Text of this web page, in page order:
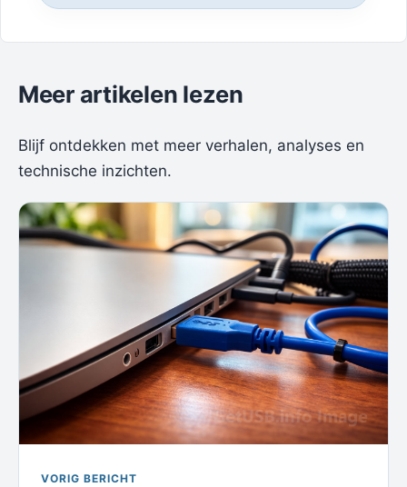
Meer artikelen lezen
Blijf ontdekken met meer verhalen, analyses en
technische inzichten.
VORIG BERICHT